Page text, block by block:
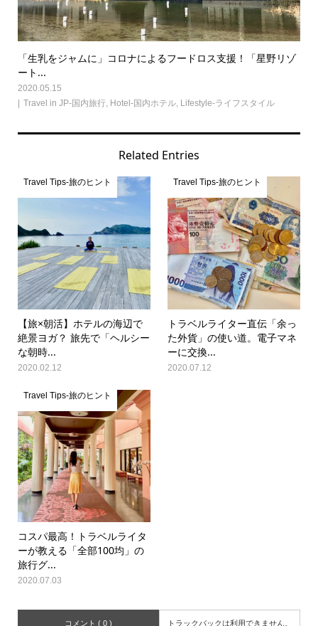
「生乳をジャムに」コロナによるフードロス支援！「星野リゾ
ート...
2020.05.15
Travel in JP-国内旅行, Hotel-国内ホテル, Lifestyle-ライフスタイル
Related Entries
Travel Tips-旅のヒント
【旅×朝活】ホテルの海辺で
絶景ヨガ？ 旅先で「ヘルシー
な朝時...
2020.02.12
Travel Tips-旅のヒント
トラベルライター直伝「余っ
た外貨」の使い道。電子マネ
ーに交換...
2020.07.12
Travel Tips-旅のヒント
コスパ最高！トラベルライタ
ーが教える「全部100均」の
旅行グ...
2020.07.03
コメント ( 0 ) トラックバックは利用できません。